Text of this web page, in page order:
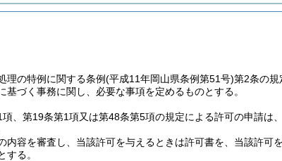
理の特例に関する条例(平成11年岡山県条例第51号)第2条の規
基づく事務に関し、必要な事項を定めるものとする。
、第19条第1項又は第48条第5項の規定による許可の申請は
内容を審査し、当該許可を与えるときは許可書を、当該許可
る。